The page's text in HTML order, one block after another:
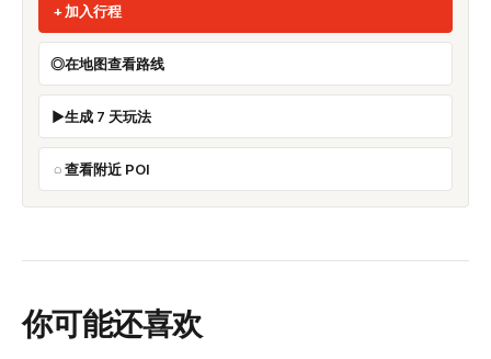
加入行程
在地图查看路线
生成 7 天玩法
查看附近 POI
你可能还喜欢